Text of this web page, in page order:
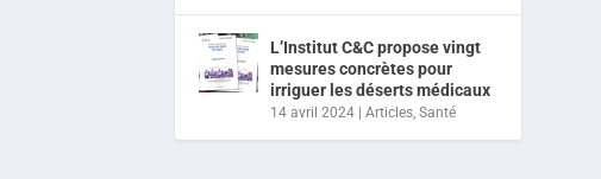
L’Institut C&C propose vingt
mesures concrètes pour
irriguer les déserts médicaux
14 avril 2024 |Articles,Santé